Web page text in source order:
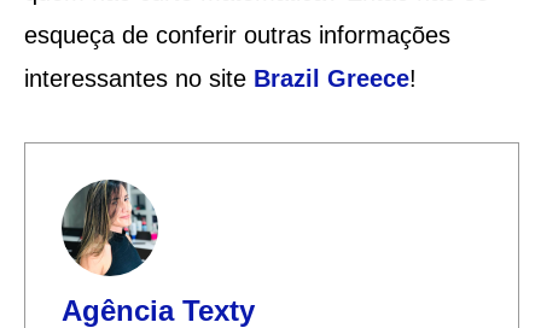
esqueça de conferir outras informações
interessantes no site Brazil Greece!
Agência Texty